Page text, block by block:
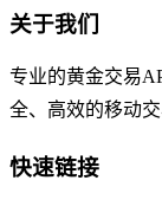
关于我们
专业的黄金交易
全、高效的移动交
快速链接